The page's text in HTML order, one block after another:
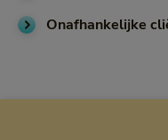
Onafhankelijke